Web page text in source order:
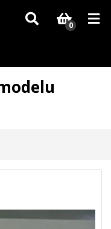
které nejsou skladem,
0